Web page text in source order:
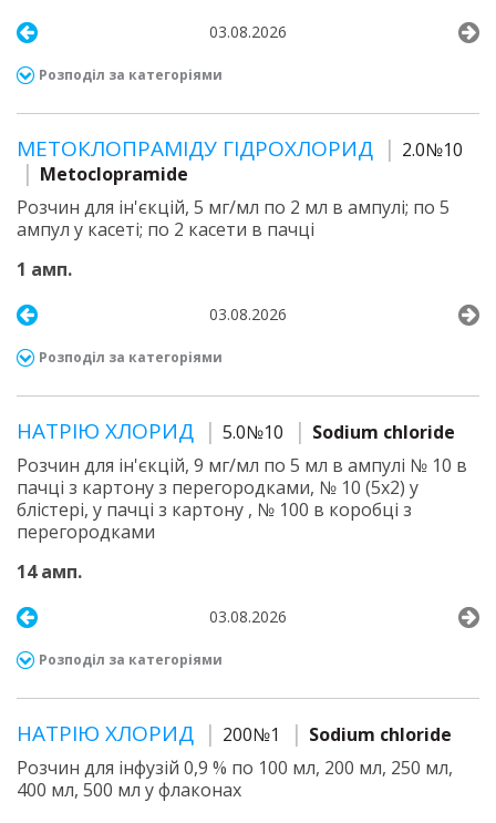
03.08.2026
Розподіл за категоріями
МЕТОКЛОПРАМІДУ ГІДРОХЛОРИД
2.0№10
Metoclopramide
Розчин для ін'єкцій, 5 мг/мл по 2 мл в ампулі; по 5
ампул у касеті; по 2 касети в пачці
1 амп.
03.08.2026
Розподіл за категоріями
НАТРІЮ ХЛОРИД 5.0№10
Sodium chloride
Розчин для ін'єкцій, 9 мг/мл по 5 мл в ампулі № 10 в
пачці з картону з перегородками, № 10 (5х2) у
блістері, у пачці з картону , № 100 в коробці з
перегородками
14 амп.
03.08.2026
Розподіл за категоріями
НАТРІЮ ХЛОРИД 200№1
Sodium chloride
Розчин для інфузій 0,9 % по 100 мл, 200 мл, 250 мл,
400 мл, 500 мл у флаконах